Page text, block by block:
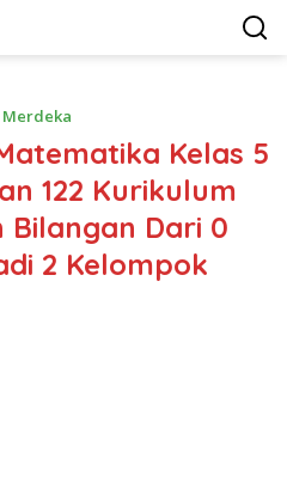
Kelas 5
122 Kurikulum
Bilangan Dari 0
2 Kelompok